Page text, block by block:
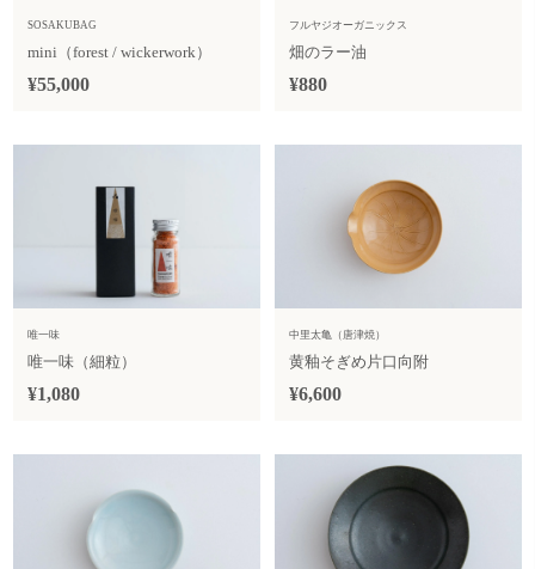
SOSAKUBAG
mini（forest / wickerwork）
¥55,000
フルヤジオーガニックス
畑のラー油
¥880
唯一味
唯一味（細粒）
¥1,080
中里太亀（唐津焼）
黄釉そぎめ片口向附
¥6,600